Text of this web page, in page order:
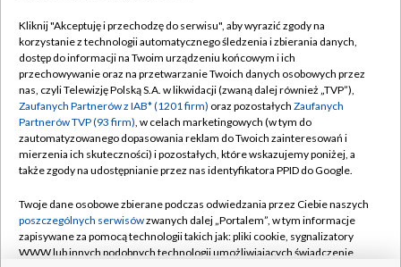
TVP
Abonament TVP
Emisja w TVP
Centrum informacji TVP
Naziemna Telewizja Cyfrowa
Rada Programowa
System NOS
Regulamin TVP
Polityka prywatności
Moje zgody
Pomoc
Kontakt
Kliknij "Akceptuję i przechodzę do serwisu", aby wyrazić zgody na
korzystanie z technologii automatycznego śledzenia i zbierania danych,
dostęp do informacji na Twoim urządzeniu końcowym i ich
przechowywanie oraz na przetwarzanie Twoich danych osobowych przez
nas, czyli Telewizję Polską S.A. w likwidacji (zwaną dalej również „TVP”),
Zaufanych Partnerów z IAB* (1201 firm) oraz pozostałych Zaufanych
Partnerów TVP (93 firm), w celach marketingowych (w tym do
zautomatyzowanego dopasowania reklam do Twoich zainteresowań i
mierzenia ich skuteczności) i pozostałych, które wskazujemy poniżej, a
także zgody na udostępnianie przez nas identyfikatora PPID do Google.
Twoje dane osobowe zbierane podczas odwiedzania przez Ciebie naszych
poszczególnych serwisówzwanych dalej „Portalem”, w tym informacje
zapisywane za pomocą technologii takich jak: pliki cookie, sygnalizatory
WWW lub innych podobnych technologii umożliwiających świadczenie